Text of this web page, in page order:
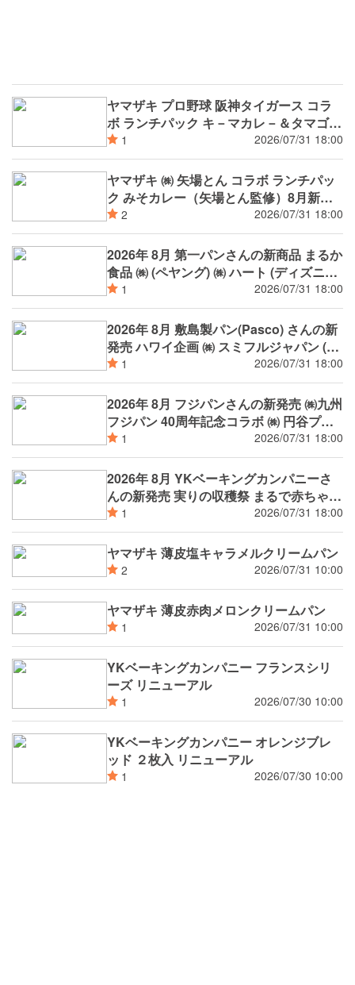
ヤマザキ プロ野球 阪神タイガース コラ
ボ ランチパック キ－マカレ－＆タマゴ 8
月新発売
1 2026/07/31 18:00
ヤマザキ ㈱ 矢場とん コラボ ランチパッ
ク みそカレー（矢場とん監修）8月新発
売 2 2026/07/31 18:00
2026年 8月 第一パンさんの新商品 まるか
食品 ㈱ (ペヤング) ㈱ ハート (ディズニー
/ Disney) ㈱ スミフルジャパン (バナナの
王様 甘熟王) コラボ等
1 2026/07/31 18:00
2026年 8月 敷島製パン(Pasco) さんの新
発売 ハワイ企画 ㈱ スミフルジャパン (バ
ナナの王様 甘熟王) コラボ等
1 2026/07/31 18:00
2026年 8月 フジパンさんの新発売 ㈱九州
フジパン 40周年記念コラボ ㈱ 円谷プロ
ダクション 放送開始から６０周年を迎え
る ウルトラマンシリーズ 宮島醤油㈱ コ
ラボ等
1 2026/07/31 18:00
2026年 8月 YKベーキングカンパニーさ
んの新発売 実りの収穫祭 まるで赤ちゃん
のほっぺのようなもちもち食感 もっちほ
っぺ 等
1 2026/07/31 18:00
ヤマザキ 薄皮塩キャラメルクリームパン
2 2026/07/31 10:00
ヤマザキ 薄皮赤肉メロンクリームパン
1 2026/07/31 10:00
YKベーキングカンパニー フランスシリ
ーズ リニューアル
1 2026/07/30 10:00
YKベーキングカンパニー オレンジブレ
ッド ２枚入 リニューアル
1 2026/07/30 10:00